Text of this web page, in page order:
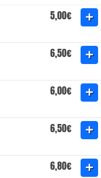
5,00€
6,50€
6,00€
6,50€
6,80€